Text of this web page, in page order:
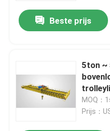
Beste prijs
5ton ~
MOQ：
Prijs：